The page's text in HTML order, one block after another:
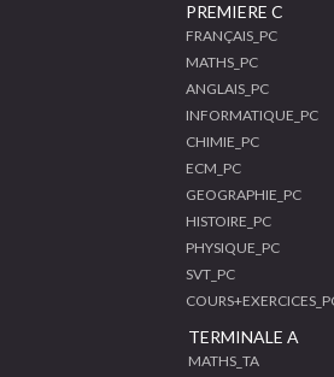
PREMIERE C
FRANÇAIS_PC
MATHS_PC
ANGLAIS_PC
INFORMATIQUE_PC
CHIMIE_PC
ECM_PC
GEOGRAPHIE_PC
HISTOIRE_PC
PHYSIQUE_PC
SVT_PC
TERMINALE A
MATHS_TA